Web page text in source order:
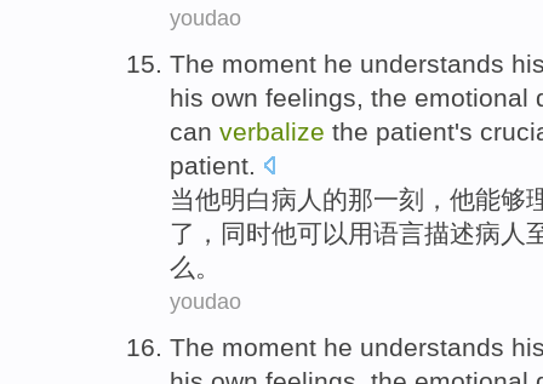
youdao
The moment he understands
his own feelings, the emotional
can verbalize the patient's
patient.
当他明白病人 的那一刻，他能够
了 ，同时他可以用语言描述病人
么。
youdao
The moment he understands